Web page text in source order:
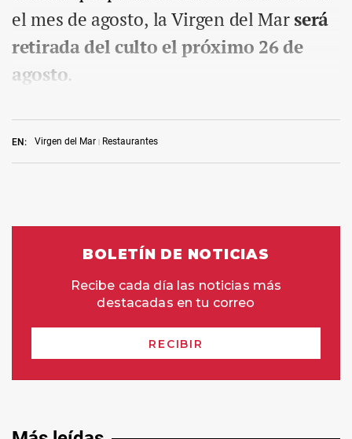
EN: Virgen del Mar Restaurantes
el mes de agosto, la Virgen del Marserá
retirada del culto el próximo 26 de
agosto.